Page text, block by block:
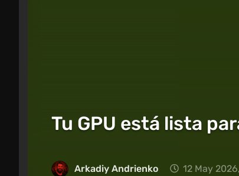
Tu GPU está lista
Arkadiy Andrienko 12 May